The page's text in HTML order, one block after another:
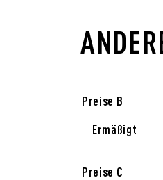
Preise B
Ermäßigt
Preise C